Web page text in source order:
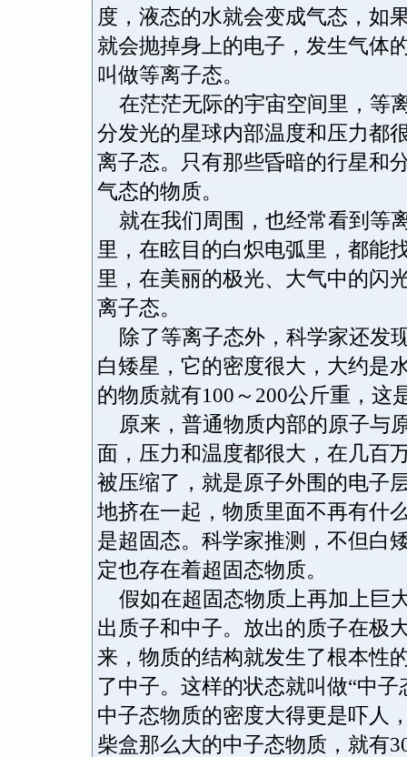
度，液态的水就会变成气态，如
就会抛掉身上的电子，发生气体
叫做等离子态。
在茫茫无际的宇宙空间里，等
分发光的星球内部温度和压力都
离子态。只有那些昏暗的行星和
气态的物质。
就在我们周围，也经常看到等
里，在眩目的白炽电弧里，都能
里，在美丽的极光、大气中的闪
离子态。
除了等离子态外，科学家还发
白矮星，它的密度很大，大约是
的物质就有100～200公斤重，这
原来，普通物质内部的原子与
面，压力和温度都很大，在几百
被压缩了，就是原子外围的电子
地挤在一起，物质里面不再有什
是超固态。科学家推测，不但白
定也存在着超固态物质。
假如在超固态物质上再加上巨
出质子和中子。放出的质子在极
来，物质的结构就发生了根本性
了中子。这样的状态就叫做“中
中子态物质的密度大得更是吓人
柴盒那么大的中子态物质，就有